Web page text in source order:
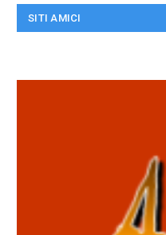
SITI AMICI